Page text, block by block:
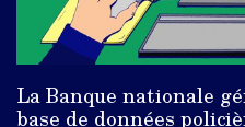
La Banque nationale
base de données